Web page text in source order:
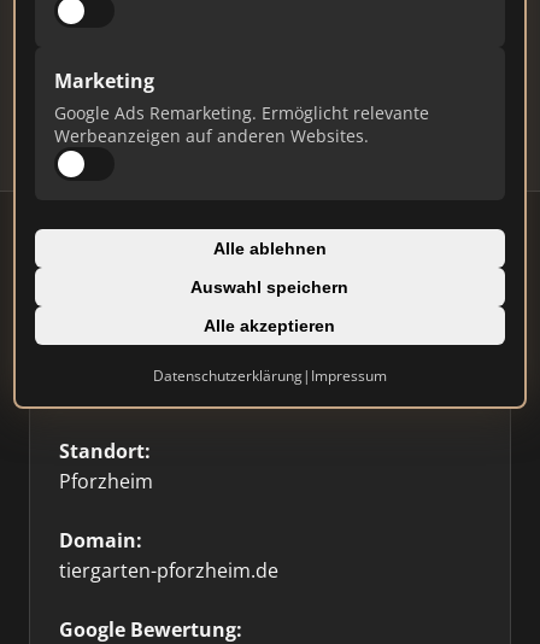
Marketing
Google Ads Remarketing. Ermöglicht relevante
Werbeanzeigen auf anderen Websites.
Alle ablehnen
Auswahl speichern
Alle akzeptieren
Datenschutzerklärung| Impressum
Verifizieren Sie Ihr Profil, bearbeiten Sie Ihre
Updates.
Profil beanspruchen
Standort:
Pforzheim
Domain:
tiergarten-pforzheim.de
Google Bewertung: